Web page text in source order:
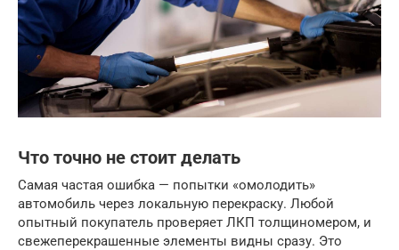
Что точно не стоит делать
Самая частая ошибка — попытки «омолодить»
автомобиль через локальную перекраску. Любой
опытный покупатель проверяет ЛКП толщиномером, и
свежеперекрашенные элементы видны сразу. Это